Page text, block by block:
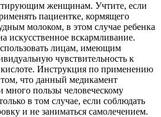
женщинам. Учтите, если
пациентке, кормящего
молоком, в этом случае ребенка
искусственное вскармливание.
лицам, имеющим
чувствительность к
Инструкция по применению
том, что данный медикамент
много пользы человеческому
в том случае, если соблюдать
и не заниматься самолечением.